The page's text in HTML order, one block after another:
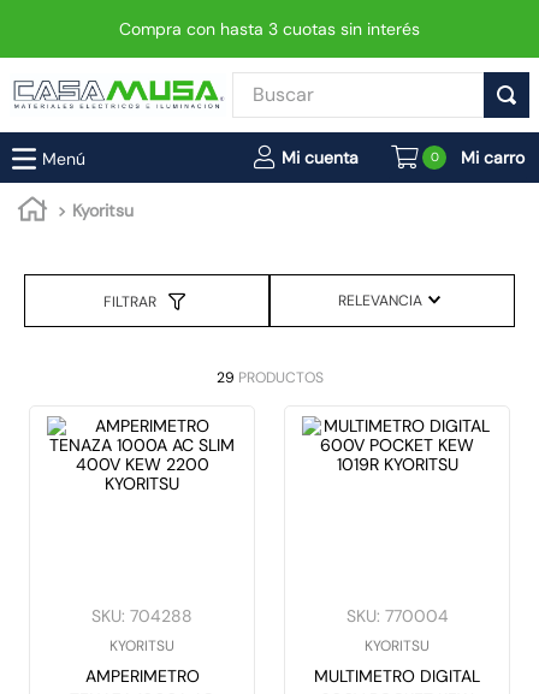
Compra con hasta 3 cuotas sin interés
Buscar
0
Kyoritsu
FILTRAR RELEVANCIA
29 PRODUCTOS
SKU: 704288
KYORITSU
AMPERIMETRO
SKU: 770004
KYORITSU
MULTIMETRO DIGITAL
TÉRMINOS MÁS BUSCADOS
1.
enchufe
enchufes
6.
matixgo
foco led
ampolleta